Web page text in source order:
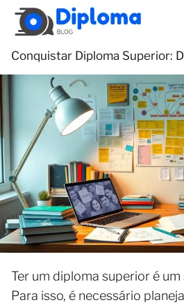
Conquistar Diploma Superior:
Ter um diploma superior é
Para isso, é necessário